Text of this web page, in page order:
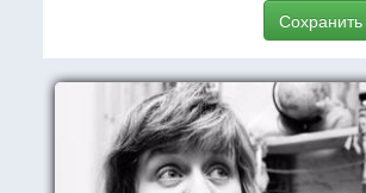
Сохранить